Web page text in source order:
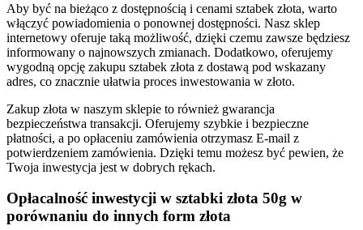
Aby być na bieżąco z dostępnością i cenami sztabek złota, warto
włączyć powiadomienia o ponownej dostępności. Nasz sklep
internetowy oferuje taką możliwość, dzięki czemu zawsze będziesz
informowany o najnowszych zmianach. Dodatkowo, oferujemy
wygodną opcję zakupu sztabek złota z dostawą pod wskazany
adres, co znacznie ułatwia proces inwestowania w złoto.
Zakup złota w naszym sklepie to również gwarancja
bezpieczeństwa transakcji. Oferujemy szybkie i bezpieczne
płatności, a po opłaceniu zamówienia otrzymasz E-mail z
potwierdzeniem zamówienia. Dzięki temu możesz być pewien, że
Twoja inwestycja jest w dobrych rękach.
Opłacalność inwestycji w sztabki złota 50g w
porównaniu do innych form złota